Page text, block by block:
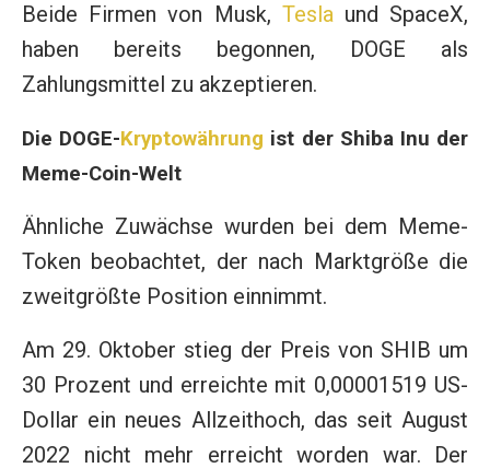
Beide Firmen von Musk, Teslaund SpaceX,
haben bereits begonnen, DOGE als
Zahlungsmittel zu akzeptieren.
Die DOGE-Kryptowährung ist der Shiba Inu der
Meme-Coin-Welt
Ähnliche Zuwächse wurden bei dem Meme-
Token beobachtet, der nach Marktgröße die
zweitgrößte Position einnimmt.
Am 29. Oktober stieg der Preis von SHIB um
30 Prozent und erreichte mit 0,00001519 US-
Dollar ein neues Allzeithoch, das seit August
2022 nicht mehr erreicht worden war. Der